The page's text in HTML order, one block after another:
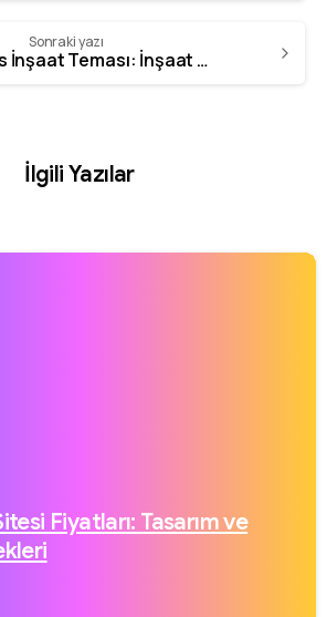
Sonraki yazı
WordPress İnşaat Teması: İnşaat Firmaları İçin En İyi Seçenekler
İlgili Yazılar
Fiyatları: Tasarım ve